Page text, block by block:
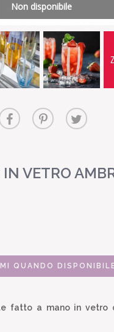
Non disponibile
IN VETRO
QUANDO
fatto a mano in vetro